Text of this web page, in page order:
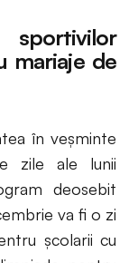
sportivilor
mariaje de
în veșminte
zile ale lunii
deosebit
va fi o zi
școlarii cu